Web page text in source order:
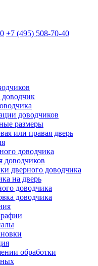
+7 (495) 508-70-40
доводчик
доводчиков
размеры
или правая дверь
доводчика
доводчиков
дверного доводчика
на дверь
доводчика
доводчика
обработки